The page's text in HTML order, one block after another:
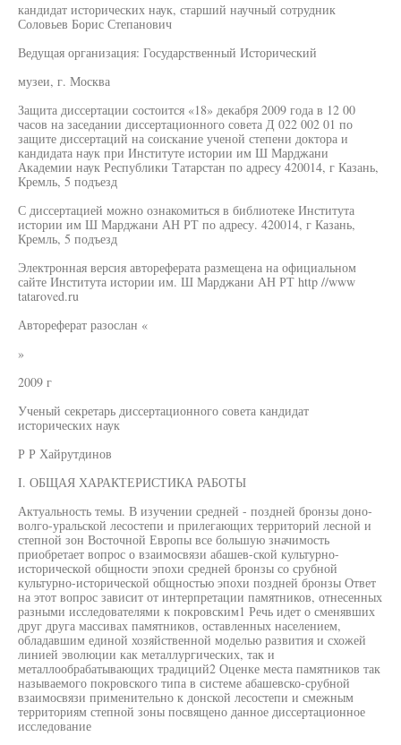
кандидат исторических наук, старший научный сотрудник
Соловьев Борис Степанович
Ведущая организация: Государственный Исторический
музеи, г. Москва
Защита диссертации состоится «18» декабря 2009 года в 12 00
часов на заседании диссертационного совета Д 022 002 01 по
защите диссертаций на соискание ученой степени доктора и
кандидата наук при Институте истории им Ш Марджани
Академии наук Республики Татарстан по адресу 420014, г Казань,
Кремль, 5 подъезд
С диссертацией можно ознакомиться в библиотеке Института
истории им Ш Марджани АН РТ по адресу. 420014, г Казань,
Кремль, 5 подъезд
Электронная версия автореферата размещена на официальном
сайте Института истории им. Ш Марджани АН РТ http //www
tataroved.ru
Автореферат разослан «
»
2009 г
Ученый секретарь диссертационного совета кандидат
исторических наук
Р Р Хайрутдинов
I. ОБЩАЯ ХАРАКТЕРИСТИКА РАБОТЫ
Актуальность темы. В изучении средней - поздней бронзы доно-
волго-уральской лесостепи и прилегающих территорий лесной и
степной зон Восточной Европы все большую значимость
приобретает вопрос о взаимосвязи абашев-ской культурно-
исторической общности эпохи средней бронзы со срубной
культурно-исторической общностью эпохи поздней бронзы Ответ
на этот вопрос зависит от интерпретации памятников, отнесенных
разными исследователями к покровским1 Речь идет о сменявших
друг друга массивах памятников, оставленных населением,
обладавшим единой хозяйственной моделью развития и схожей
линией эволюции как металлургических, так и
металлообрабатывающих традиций2 Оценке места памятников так
называемого покровского типа в системе абашевско-срубной
взаимосвязи применительно к донской лесостепи и смежным
территориям степной зоны посвящено данное диссертационное
исследование